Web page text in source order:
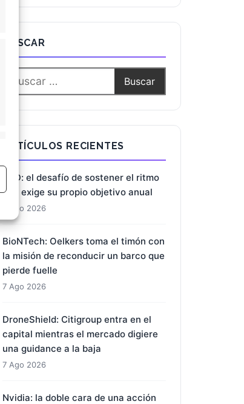
BUSCAR
ARTÍCULOS RECIENTES
BYD: el desafío de sostener el ritmo
que exige su propio objetivo anual
7 Ago 2026
BioNTech: Oelkers toma el timón con
la misión de reconducir un barco que
pierde fuelle
7 Ago 2026
DroneShield: Citigroup entra en el
capital mientras el mercado digiere
una guidance a la baja
7 Ago 2026
Nvidia: la doble cara de una acción